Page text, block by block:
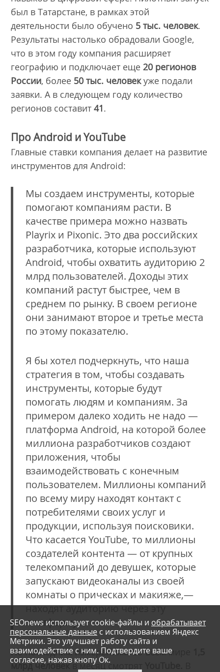
был в Татарстане, в рамках этой
деятельности было обучено 5 тыс. человек.
Результаты настолько обрадовали Google,
что в этом году компания расширяет
географию и подключает еще 20 регионов
России, более 50 тыс. человекуже подали
заявки. А в следующем году количество
регионов составит41.
Про Android и YouTube
Главные ставки компания делает на развитие
инструментов для Android:
Мы создаем инструменты, которые
помогают компаниям расти. В
качестве примера можно назвать
Playrix и Pixonic. Это два российских
разработчика, которые используют
Android, чтобы охватить аудиторию 2
млрд пользователей. Доходы этих
компаний растут быстрее, чем в
среднем по рынку. В своем регионе
они занимают второе и третье места
по этому показателю.
Я бы хотел подчеркнуть, что наша
стратегия в том, чтобы создавать
инструменты, которые будут
помогать людям и компаниям. За
примером далеко ходить не надо —
платформа Android, на которой более
миллиона разработчиков создают
приложения, чтобы
взаимодействовать с конечным
пользователем. Миллионы компаний
по всему миру находят контакт с
потребителями своих услуг и
продукции, используя поисковики.
Что касается YouTube, то миллионы
создателей контента — от крупных
телекомпаний до девушек, которые
запускают видеоканалы из своей
комнаты о прическах и макияже,—
находят аудиторию через эту
платформу».
По последним измерениям, во всем мире
млрд человекв месяц смотрят
SEOnews использует cookie-файлы и обрабатывает
персональные данные с использованием Яндекс
Метрики. Это улучшает работу сайта и
взаимодействие с ним. Подтвердите ваше
согласие, нажав кнопу Ок.